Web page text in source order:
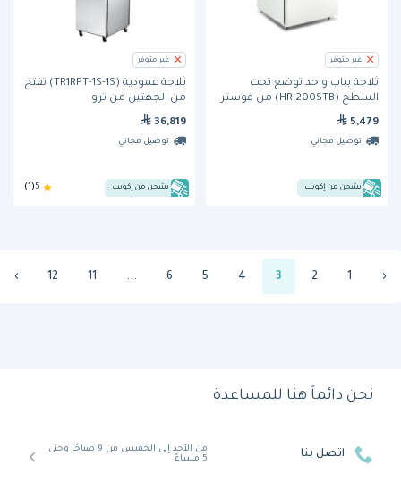
غير متوفر
ثلاجة بباب واحد توضع تحت
السطح (HR 200STB) من فوستر
5,479
توصيل مجاني
يشحن من إكويب
غير متوفر
ثلاجة عمودية (TR1RPT-1S-1S) تُفتح
من الجهتين من ترو
36,819
توصيل مجاني
يشحن من إكويب 5
(1)
‹
1
2
3
4
5
6
...
11
12
›
نحن دائماً هنا للمساعدة
اتصل بنا
من الأحد إلى الخميس من 9 صباحًا وحتى
5 مساءً